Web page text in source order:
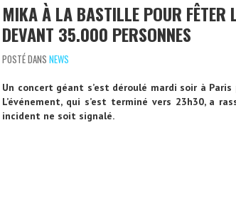
MIKA À LA BASTILLE POUR FÊTER
DEVANT 35.000 PERSONNES
POSTÉ DANS NEWS
Un concert géant s’est déroulé mardi soir à
L’événement, qui s’est terminé vers 23h30, a
incident ne soit signalé.